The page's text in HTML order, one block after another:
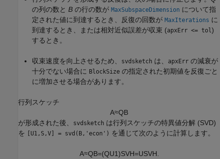
の列の数と B の行の数が MaxSubspaceDimension について指
定された値に到達するとき、反復の回数が MaxIterations に
到達するとき、または相対近似誤差が収束 (apxErr <= tol )
するとき。
収束速度を向上させるため、 svdsketch は、 apxErr の減衰が
十分でない場合に BlockSize の指定された初期値を反復ごと
に増加させる場合があります。
行列スケッチ
A≈QB
が形成された後、
svdsketch は行列スケッチの特異値分解 (SVD)
を
[U1,S,V] = svd(B,'econ') を通じて次のように計算します。
A≈QB=(QU1)SVH=USVH